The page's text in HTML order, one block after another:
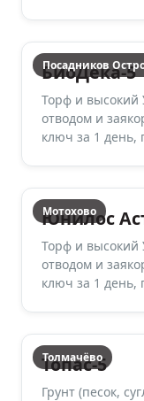
Посадников
БиоДека-5
Торф и
отводом и
ключ за 1 день,
Мотохово
Юнилос
Торф и
отводом и
ключ за 1 день,
Толмачёво
Топас-5
Грунт (песок,